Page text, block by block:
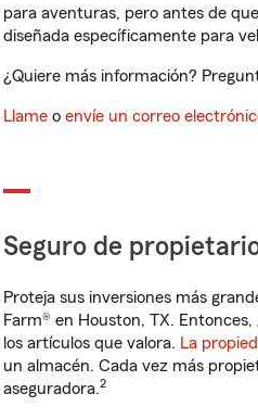
para aventuras, pero antes de
diseñada específicamente para
¿Quiere más información?
Llame o envíe un correo
Seguro de
Proteja sus inversiones más
Farm® en Houston, TX.
los artículos que valora. La
un almacén. Cada vez más
aseguradora.2